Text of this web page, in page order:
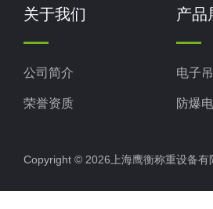
关于我们
公司简介
荣誉资质
产品
电子
防爆
电子
电子
Copyright © 2026上海鹰衡称重设备